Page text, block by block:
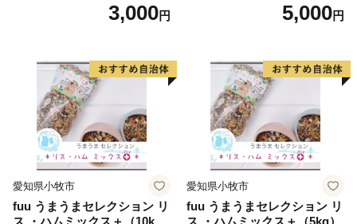
3,000円 5,000円
愛知県小牧市
fuu うまうまセレクション リ
ス ・ハムミックス＋（10k
愛知県小牧市
fuu うまうまセレクション リ
ス ・ハムミックス＋（5kg）